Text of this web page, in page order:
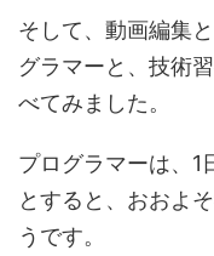
そして、動画編集
グラマーと、技術
べてみました。
プログラマーは、
とすると、おおよ
うです。